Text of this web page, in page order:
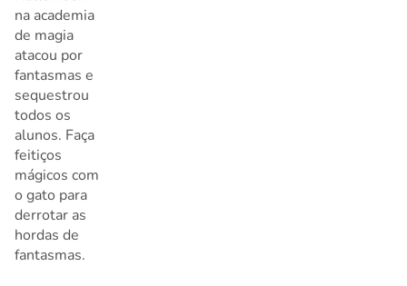
na academia
de magia
atacou por
fantasmas e
sequestrou
todos os
alunos. Faça
feitiços
mágicos com
o gato para
derrotar as
hordas de
fantasmas.